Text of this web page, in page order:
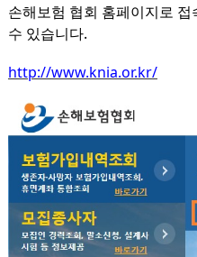
손해보험 협회 홈페이지로
수 있습니다.
http://www.knia.or.kr/